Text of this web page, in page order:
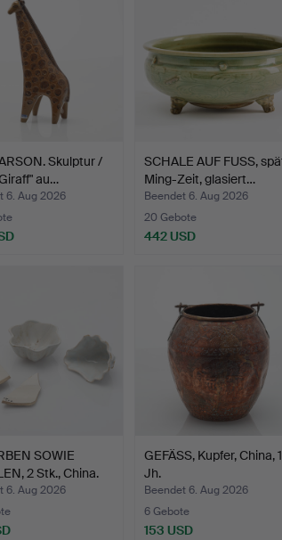
Skulptur /
au…
6. Aug 2026
SCHALE AUF FUSS,
Ming-Zeit, glasiert…
Beendet 6. Aug 2026
20 Gebote
442 USD
SOWIE
2 Stk., China.
6. Aug 2026
GEFÄSS, Kupfer, China,
Jh.
Beendet 6. Aug 2026
6 Gebote
153 USD